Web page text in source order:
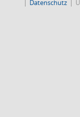
Datenschutz